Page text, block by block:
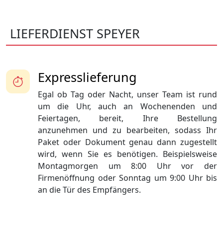
LIEFERDIENST SPEYER
Expresslieferung
Egal ob Tag oder Nacht, unser Team ist rund
um die Uhr, auch an Wochenenden und
Feiertagen, bereit, Ihre Bestellung
anzunehmen und zu bearbeiten, sodass Ihr
Paket oder Dokument genau dann zugestellt
wird, wenn Sie es benötigen. Beispielsweise
Montagmorgen um 8:00 Uhr vor der
Firmenöffnung oder Sonntag um 9:00 Uhr bis
an die Tür des Empfängers.